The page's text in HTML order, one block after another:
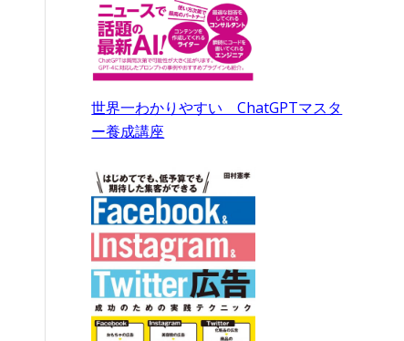
世界一わかりやすい ChatGPTマスタ
ー養成講座